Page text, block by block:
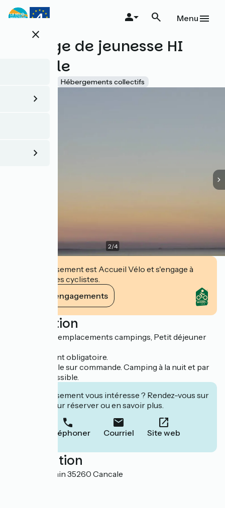
Aller
au
principalclose
Menu
Auberge de jeunesse HI
Cancale
Hébergements collectifs
2/4
Cet établissement est Accueil Vélo et s'engage à
accueillir des cyclistes.
Voir ses engagements
Description
72 places, 30 emplacements campings, Petit déjeuner
Carte adhérent obligatoire.
Repas possible sur commande. Camping à la nuit et par
personne possible.
Cet établissement vous intéresse ? Rendez-vous sur
leur site pour réserver ou en savoir plus.
Téléphoner Courriel Site web
Localisation
Rue Port Picain 35260 Cancale